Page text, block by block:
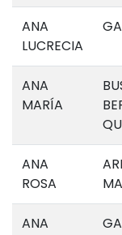
ANA
LUCRECIA
ANA
MARÍA
ANA
ROSA
ANA